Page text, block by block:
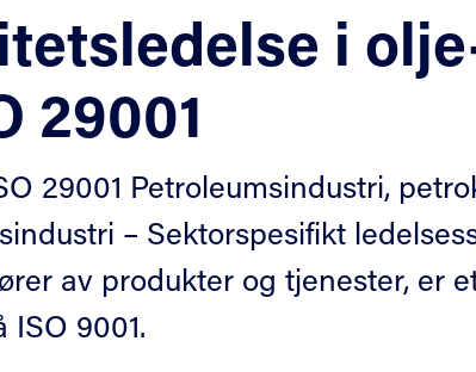
i
29001
29001 Petroleumsindustri,
– Sektorspesifikt
av produkter og tjenester, er
ISO 9001.